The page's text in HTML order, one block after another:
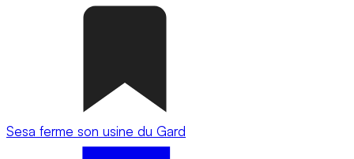
Sesa ferme son usine du Gard